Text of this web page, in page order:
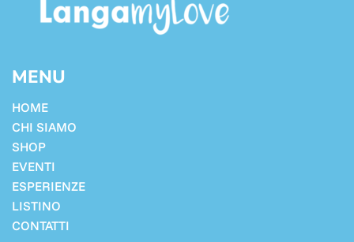
MENU
HOME
CHI SIAMO
SHOP
EVENTI
ESPERIENZE
LISTINO
CONTATTI